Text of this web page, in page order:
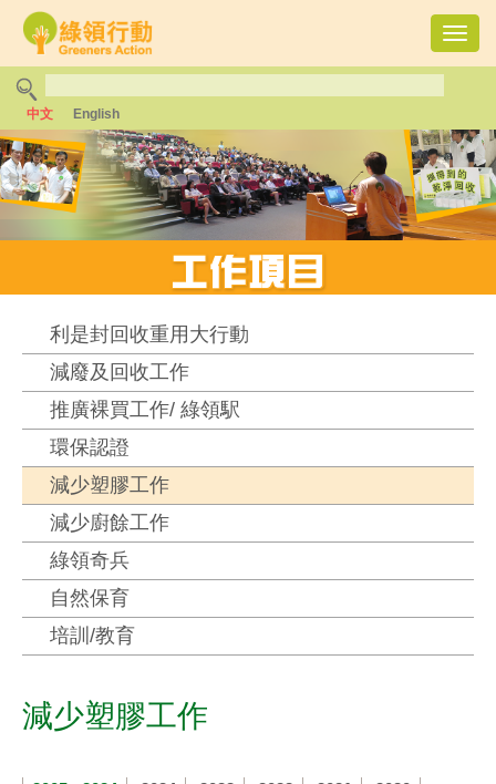
中文 English
利是封回收重用大行動
減廢及回收工作
推廣裸買工作/ 綠領駅
環保認證
減少塑膠工作
減少廚餘工作
綠領奇兵
自然保育
培訓/教育
減少塑膠工作